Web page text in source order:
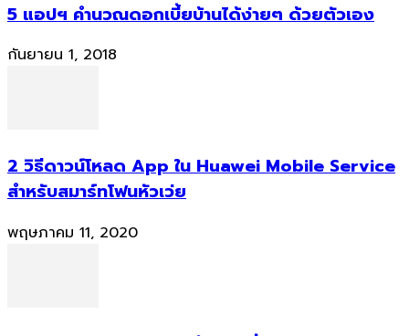
5 แอปฯ คำนวณดอกเบี้ยบ้านได้ง่ายๆ ด้วยตัวเอง
กันยายน 1, 2018
2 วิธีดาวน์โหลด App ใน Huawei Mobile Service
สำหรับสมาร์ทโฟนหัวเว่ย
พฤษภาคม 11, 2020